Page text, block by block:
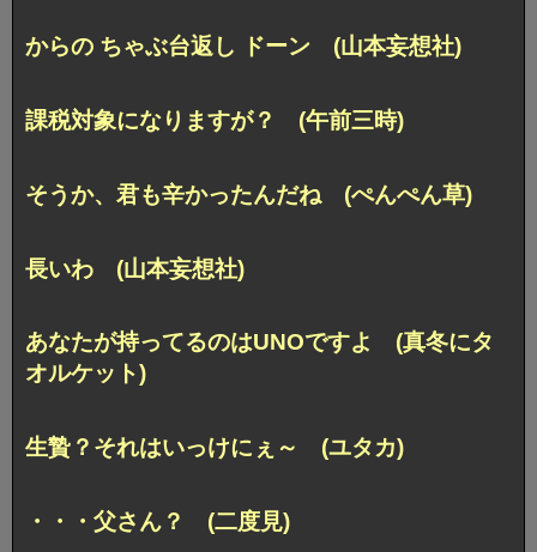
からの ちゃぶ台返し ドーン (山本妄想社)
課税対象になりますが？ (午前三時)
そうか、君も辛かったんだね (ぺんぺん草)
長いわ (山本妄想社)
あなたが持ってるのはUNOですよ (真冬にタ
オルケット)
生贄？それはいっけにぇ～ (ユタカ)
・・・父さん？ (二度見)